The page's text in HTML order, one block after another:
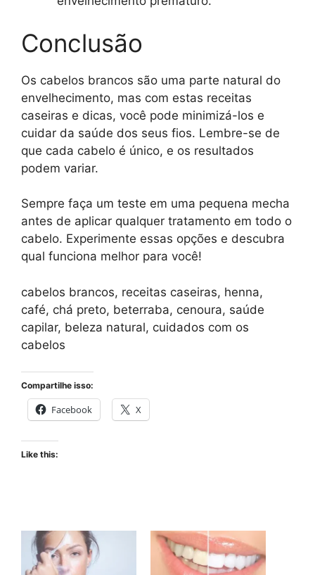
Conclusão
Os cabelos brancos são uma parte natural do
envelhecimento, mas com estas receitas
caseiras e dicas, você pode minimizá-los e
cuidar da saúde dos seus fios. Lembre-se de
que cada cabelo é único, e os resultados
podem variar.
Sempre faça um teste em uma pequena mecha
antes de aplicar qualquer tratamento em todo o
cabelo. Experimente essas opções e descubra
qual funciona melhor para você!
cabelos brancos, receitas caseiras, henna,
café, chá preto, beterraba, cenoura, saúde
capilar, beleza natural, cuidados com os
cabelos
Compartilhe isso:
Facebook X
Like this: